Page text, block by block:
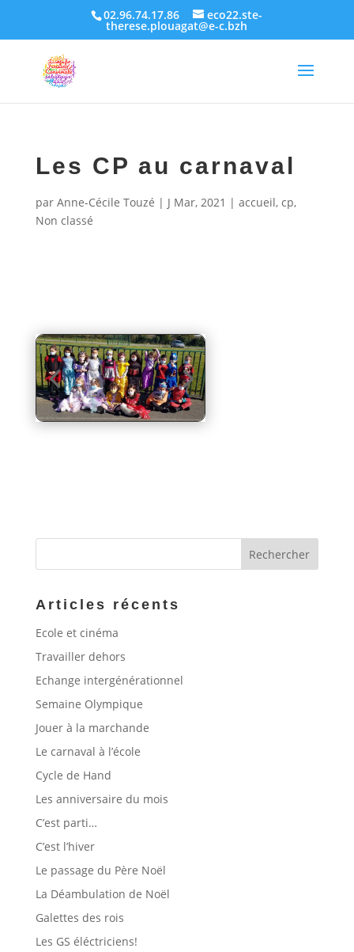
02.96.74.17.86 eco22.ste-
therese.plouagat@e-c.bzh
Les CP au carnaval
par Anne-Cécile Touzé | J Mar, 2021 | accueil, cp,
Non classé
Articles récents
Ecole et cinéma
Travailler dehors
Echange intergénérationnel
Semaine Olympique
Jouer à la marchande
Le carnaval à l’école
Cycle de Hand
Les anniversaire du mois
C’est parti…
C’est l’hiver
Le passage du Père Noël
La Déambulation de Noël
Galettes des rois
Les GS éléctriciens!